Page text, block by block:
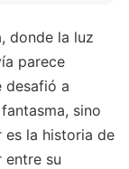
donde la luz
parece
desafió a
sino
es la historia de
entre su